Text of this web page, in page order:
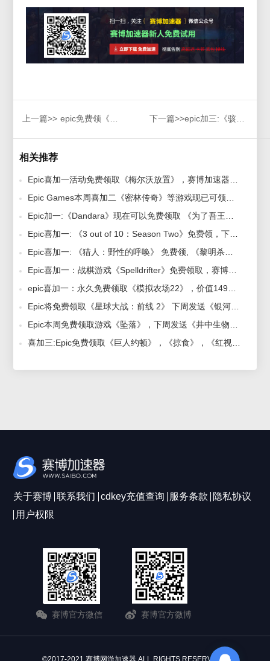
上一篇>> epic免费领《黎明杀机》，赛博加速器助力体验生存刺激 下一篇>>epic加三:《骇游侠探》 《头等舱危机》 《神圣一击》，赛博加速器解决游戏瞬移
相关推荐
Epic喜加一活动免费领取《梅尔沃放置》，赛博加速器提供教程 2023-12-22
Epic Games本周喜加二《密林传奇》等游戏现已可领取，赛博加速器助您成为版本之子 2023-04-03
Epic加一:《Dandara》现在可以免费领取 《为了吾王》下周发 2021-01-29
Epic喜加一: 《3 out of 10：Season Two》免费领，下周更有3款免费游戏 2021-04-09
Epic喜加一: 《猎人：野性的呼唤》 免费领, 《黎明杀机》下周免费 2021-11-26
Epic喜加一：战棋游戏《Spelldrifter》免费领取，赛博加速器免费畅玩！ 2023-09-08
epic喜加一：永久免费领取《模拟农场22》，价值149元教程大公开 2024-05-23
Epic将免费领取《星球大战：前线 2》 下周发送《银河文明 3》 2021-01-18
Epic本周免费领取游戏《坠落》，下周发送《井中生物》 2021-03-19
喜加三:Epic免费领取《巨人约顿》，《掠食》，《红视》下周发神秘游戏，赛博加速器带你了解一切 2022-05-13
关于赛博 联系我们 cdkey充值查询 服务条款
隐私协议
用户权限
赛博官方微信 赛博官方微博